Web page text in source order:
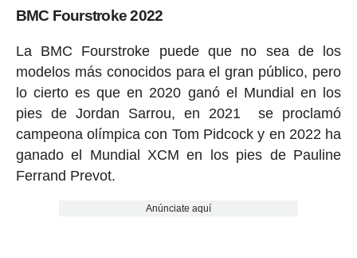
BMC Fourstroke 2022
La BMC Fourstroke puede que no sea de los
modelos más conocidos para el gran público, pero
lo cierto es que en 2020 ganó el Mundial en los
pies de Jordan Sarrou, en 2021 se proclamó
campeona olímpica con Tom Pidcock y en 2022 ha
ganado el Mundial XCM en los pies de Pauline
Ferrand Prevot.
Anúnciate aquí